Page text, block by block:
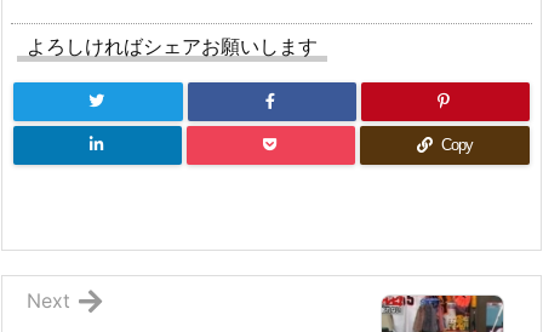
よろしければシェアお願いします
Copy
Next